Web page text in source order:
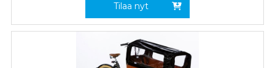
Tilaa nyt